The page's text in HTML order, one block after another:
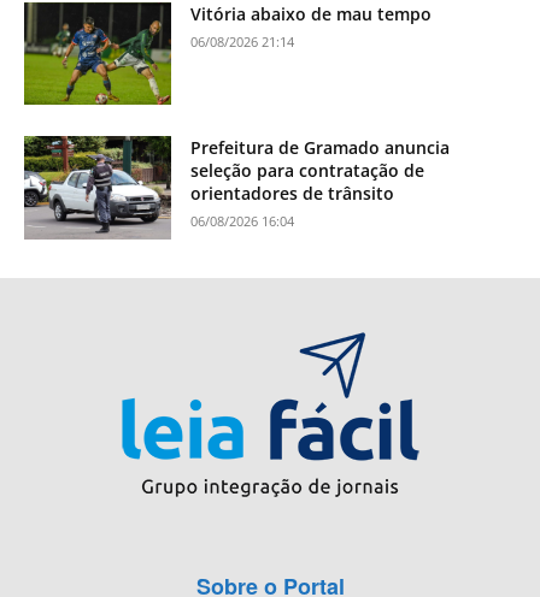
Vitória abaixo de mau tempo
06/08/2026 21:14
Prefeitura de Gramado anuncia
seleção para contratação de
orientadores de trânsito
06/08/2026 16:04
Sobre o Portal